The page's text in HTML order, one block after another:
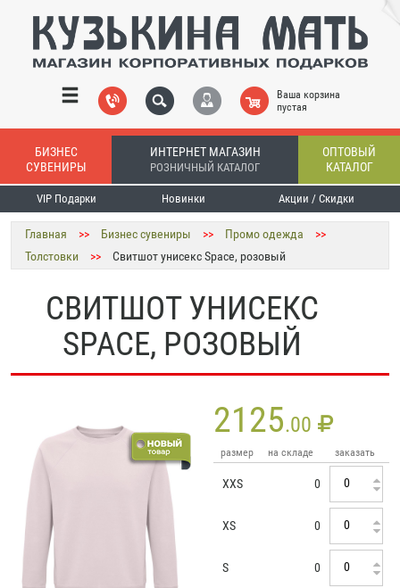
Ваша корзина
пустая
БИЗНЕС
СУВЕНИРЫ
ИНТЕРНЕТ МАГАЗИН
РОЗНИЧНЫЙ КАТАЛОГ
ОПТОВЫЙ
КАТАЛОГ
VIP Подарки Новинки Акции / Скидки
Главная >> Бизнес сувениры >> Промо одежда
>>
Толстовки
>> Свитшот унисекс Space, розовый
СВИТШОТ УНИСЕКС
SPACE, РОЗОВЫЙ
2125.00
размер на складе заказать
XXS 0
XS 0
S 0